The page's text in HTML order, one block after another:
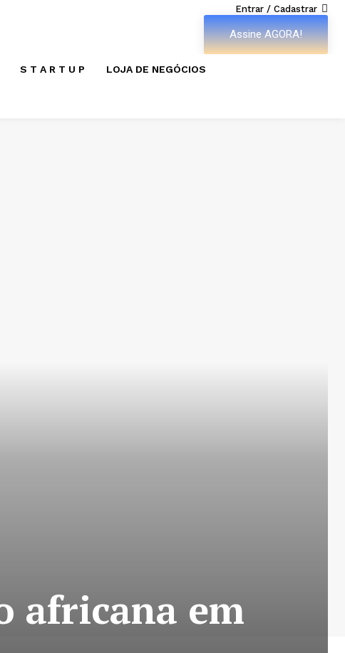
Entrar / Cadastrar
Assine AGORA!
S T A R T U P LOJA DE NEGÓCIOS
africana em